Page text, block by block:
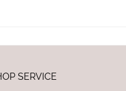
SERVICE